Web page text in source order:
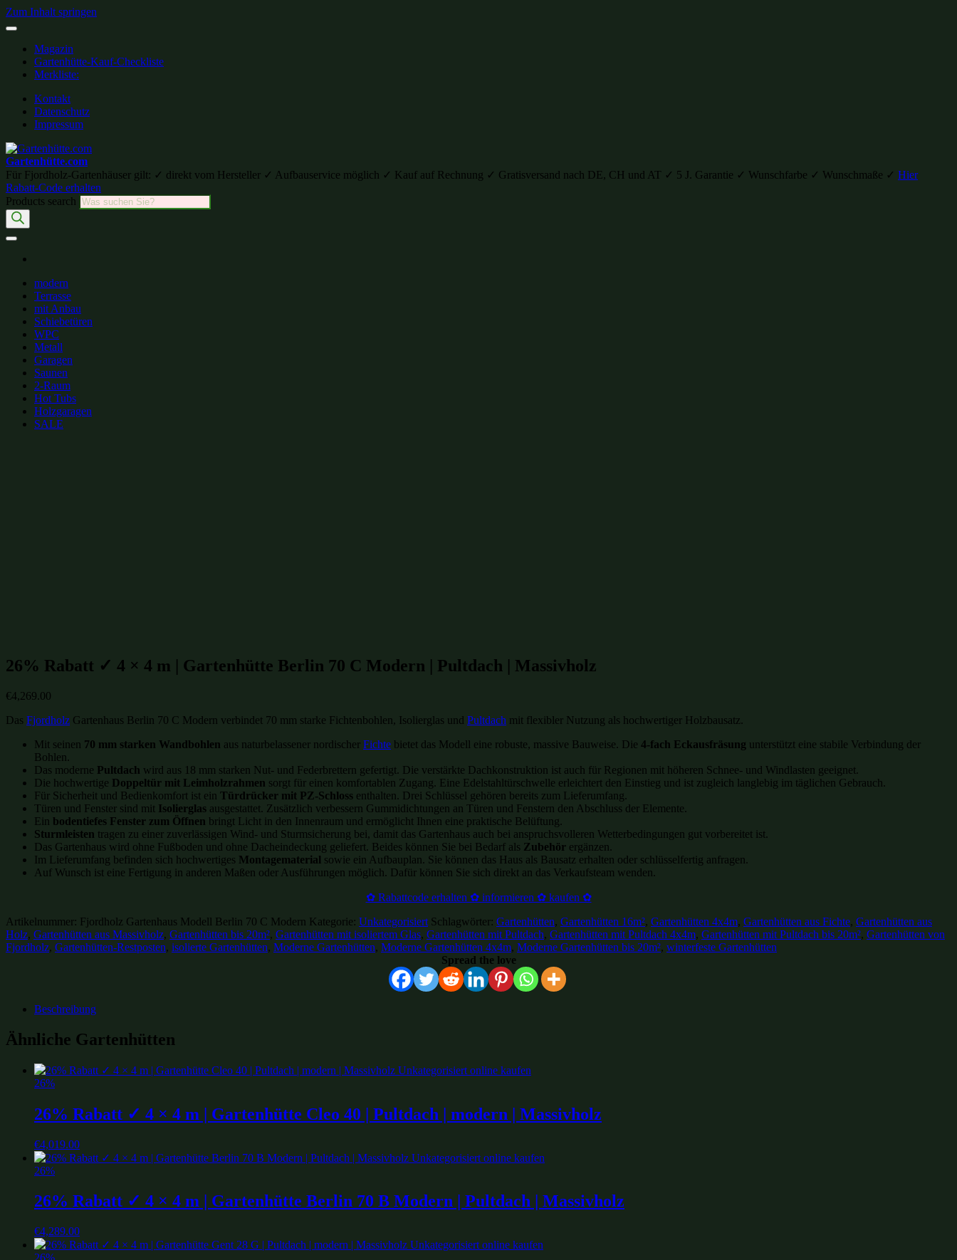
Zum Inhalt springen
Magazin
Gartenhütte-Kauf-Checkliste
Merkliste:
Kontakt
Datenschutz
Impressum
Gartenhütte.com
Für Fjordholz-Gartenhäuser gilt: ✓ direkt vom Hersteller ✓ Aufbauservice möglich ✓ Kauf auf Rechnung ✓ Gratisversand nach DE, CH und AT ✓ 5 J. Garantie ✓ Wunschfarbe ✓ Wunschmaße ✓ Hier
Rabatt-Code erhalten
Products search
modern
Terrasse
mit Anbau
Schiebetüren
WPC
Metall
Garagen
Saunen
2-Raum
Hot Tubs
Holzgaragen
SALE
26% Rabatt ✓ 4 × 4 m | Gartenhütte Berlin 70 C Modern | Pultdach | Massivholz
€4,269.00
Das Fjordholz Gartenhaus Berlin 70 C Modern verbindet 70 mm starke Fichtenbohlen, Isolierglas und Pultdach mit flexibler Nutzung als hochwertiger Holzbausatz.
Mit seinen 70 mm starken Wandbohlen aus naturbelassener nordischer Fichte bietet das Modell eine robuste, massive Bauweise. Die 4-fach Eckausfräsung unterstützt eine stabile Verbindung der
Bohlen.
Das moderne Pultdach wird aus 18 mm starken Nut- und Federbrettern gefertigt. Die verstärkte Dachkonstruktion ist auch für Regionen mit höheren Schnee- und Windlasten geeignet.
Die hochwertige Doppeltür mit Leimholzrahmen sorgt für einen komfortablen Zugang. Eine Edelstahltürschwelle erleichtert den Einstieg und ist zugleich langlebig im täglichen Gebrauch.
Für Sicherheit und Bedienkomfort ist ein Türdrücker mit PZ-Schloss enthalten. Drei Schlüssel gehören bereits zum Lieferumfang.
Türen und Fenster sind mit Isolierglas ausgestattet. Zusätzlich verbessern Gummidichtungen an Türen und Fenstern den Abschluss der Elemente.
Ein bodentiefes Fenster zum Öffnen bringt Licht in den Innenraum und ermöglicht Ihnen eine praktische Belüftung.
Sturmleisten tragen zu einer zuverlässigen Wind- und Sturmsicherung bei, damit das Gartenhaus auch bei anspruchsvolleren Wetterbedingungen gut vorbereitet ist.
Das Gartenhaus wird ohne Fußboden und ohne Dacheindeckung geliefert. Beides können Sie bei Bedarf als Zubehör ergänzen.
Im Lieferumfang befinden sich hochwertiges Montagematerial sowie ein Aufbauplan. Sie können das Haus als Bausatz erhalten oder schlüsselfertig anfragen.
Auf Wunsch ist eine Fertigung in anderen Maßen oder Ausführungen möglich. Dafür können Sie sich direkt an das Verkaufsteam wenden.
✿ Rabattcode erhalten ✿ informieren ✿ kaufen ✿
Artikelnummer: Fjordholz Gartenhaus Modell Berlin 70 C Modern Kategorie: Unkategorisiert Schlagwörter: Gartenhütten, Gartenhütten 16m², Gartenhütten 4x4m, Gartenhütten aus Fichte, Gartenhütten aus
Holz, Gartenhütten aus Massivholz, Gartenhütten bis 20m², Gartenhütten mit isoliertem Glas, Gartenhütten mit Pultdach, Gartenhütten mit Pultdach 4x4m, Gartenhütten mit Pultdach bis 20m², Gartenhütten von
Fjordholz, Gartenhütten-Restposten, isolierte Gartenhütten, Moderne Gartenhütten, Moderne Gartenhütten 4x4m, Moderne Gartenhütten bis 20m², winterfeste Gartenhütten
Spread the love
Beschreibung
Ähnliche Gartenhütten
26%
26% Rabatt ✓ 4 × 4 m | Gartenhütte Cleo 40 | Pultdach | modern | Massivholz
€4,019.00
26%
26% Rabatt ✓ 4 × 4 m | Gartenhütte Berlin 70 B Modern | Pultdach | Massivholz
€4,289.00